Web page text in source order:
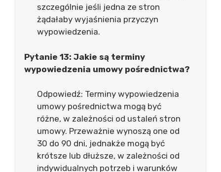
szczególnie jeśli jedna ze stron
żądałaby wyjaśnienia przyczyn
wypowiedzenia.
Pytanie 13: Jakie są terminy
wypowiedzenia umowy pośrednictwa?
Odpowiedź: Terminy wypowiedzenia
umowy pośrednictwa mogą być
różne, w zależności od ustaleń stron
umowy. Przeważnie wynoszą one od
30 do 90 dni, jednakże mogą być
krótsze lub dłuższe, w zależności od
indywidualnych potrzeb i warunków